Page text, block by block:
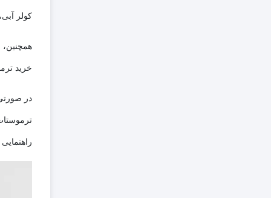
کولر
همچنین،
خرید
در